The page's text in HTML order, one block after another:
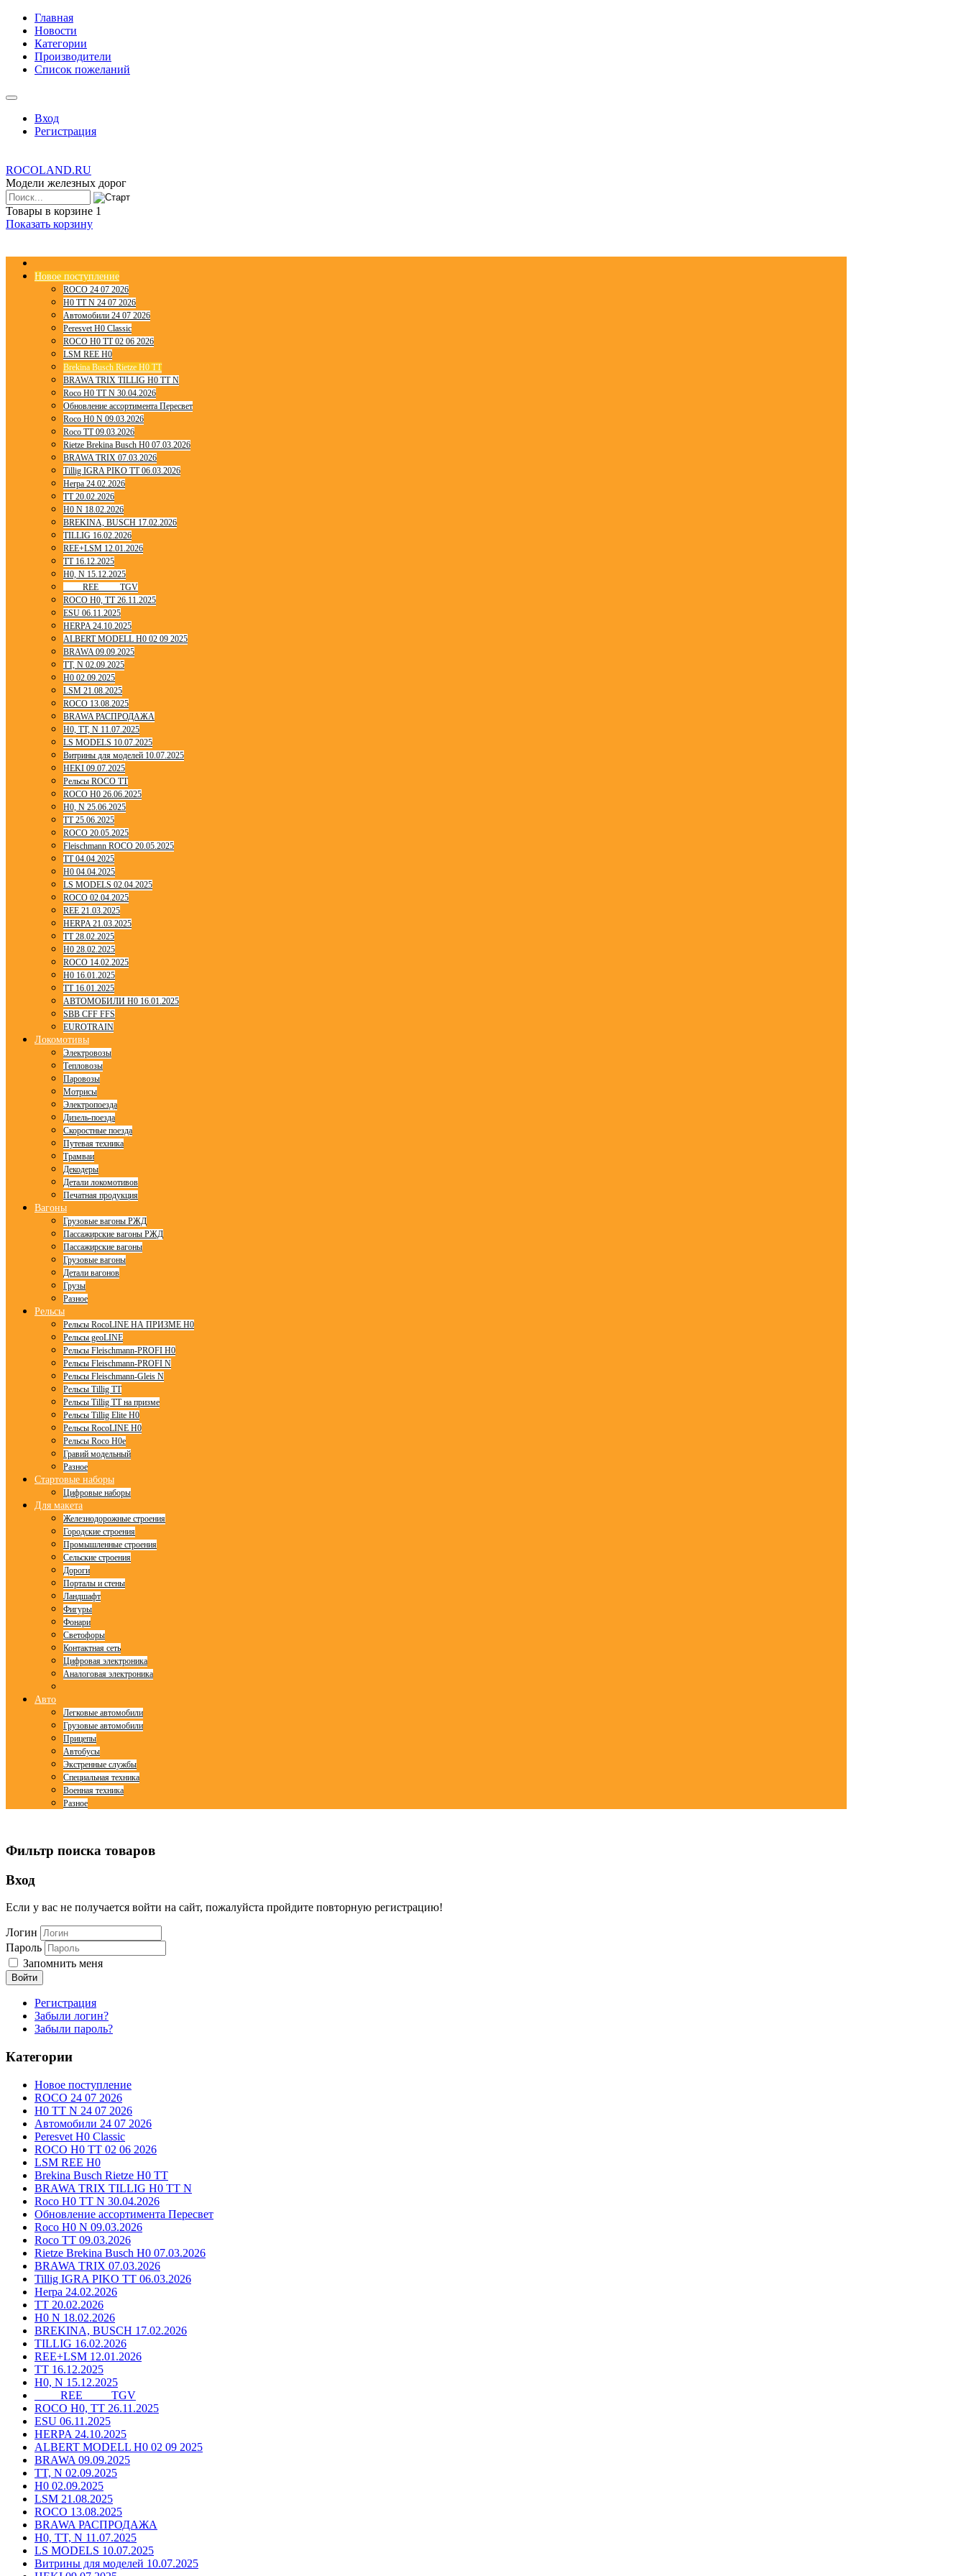
Главная
Новости
Категории
Производители
Список пожеланий
Вход
Регистрация
ROCOLAND.RU
Модели железных дорог
Товары в корзине 1
Показать корзину
Новое поступление
ROCO 24 07 2026
H0 TT N 24 07 2026
Автомобили 24 07 2026
Peresvet H0 Classic
ROCO H0 TT 02 06 2026
LSM REE H0
Brekina Busch Rietze H0 TT
BRAWA TRIX TILLIG H0 TT N
Roco H0 TT N 30.04.2026
Обновление ассортимента Пересвет
Roco H0 N 09.03.2026
Roco TT 09.03.2026
Rietze Brekina Busch H0 07.03.2026
BRAWA TRIX 07.03.2026
Tillig IGRA PIKO TT 06.03.2026
Herpa 24.02.2026
TT 20.02.2026
H0 N 18.02.2026
BREKINA, BUSCH 17.02.2026
TILLIG 16.02.2026
REE+LSM 12.01.2026
TT 16.12.2025
H0, N 15.12.2025
____ REE ____ TGV
ROCO H0, TT 26.11.2025
ESU 06.11.2025
HERPA 24.10.2025
ALBERT MODELL H0 02 09 2025
BRAWA 09.09.2025
TT, N 02.09.2025
H0 02.09.2025
LSM 21.08.2025
ROCO 13.08.2025
BRAWA РАСПРОДАЖА
H0, TT, N 11.07.2025
LS MODELS 10.07.2025
Витрины для моделей 10.07.2025
HEKI 09.07.2025
Рельсы ROCO TT
ROCO H0 26.06.2025
H0, N 25.06.2025
TT 25.06.2025
ROCO 20.05.2025
Fleischmann ROCO 20.05.2025
TT 04.04.2025
H0 04.04.2025
LS MODELS 02.04.2025
ROCO 02.04.2025
REE 21.03.2025
HERPA 21.03.2025
TT 28.02.2025
H0 28.02.2025
ROCO 14.02.2025
H0 16.01.2025
TT 16.01.2025
АВТОМОБИЛИ H0 16.01.2025
SBB CFF FFS
EUROTRAIN
Локомотивы
Электровозы
Тепловозы
Паровозы
Мотрисы
Электропоезда
Дизель-поезда
Скоростные поезда
Путевая техника
Трамваи
Декодеры
Детали локомотивов
Печатная продукция
Вагоны
Грузовые вагоны РЖД
Пассажирские вагоны РЖД
Пассажирские вагоны
Грузовые вагоны
Детали вагонов
Грузы
Разное
Рельсы
Рельсы RocoLINE НА ПРИЗМЕ H0
Рельсы geoLINE
Рельсы Fleischmann-PROFI H0
Рельсы Fleischmann-PROFI N
Рельсы Fleischmann-Gleis N
Рельсы Tillig TT
Рельсы Tillig TT на призме
Рельсы Tillig Elite H0
Рельсы RocoLINE H0
Рельсы Roco H0e
Гравий модельный
Разное
Стартовые наборы
Цифровые наборы
Для макета
Железнодорожные строения
Городские строения
Промышленные строения
Сельские строения
Дороги
Порталы и стены
Ландшафт
Фигуры
Фонари
Светофоры
Контактная сеть
Цифровая электроника
Аналоговая электроника
Авто
Легковые автомобили
Грузовые автомобили
Прицепы
Автобусы
Экстренные службы
Специальная техника
Военная техника
Разное
Фильтр поиска товаров
Вход
Если у вас не получается войти на сайт, пожалуйста пройдите повторную регистрацию!
Логин
Пароль
Запомнить меня
Войти
Регистрация
Забыли логин?
Забыли пароль?
Категории
Новое поступление
ROCO 24 07 2026
H0 TT N 24 07 2026
Автомобили 24 07 2026
Peresvet H0 Classic
ROCO H0 TT 02 06 2026
LSM REE H0
Brekina Busch Rietze H0 TT
BRAWA TRIX TILLIG H0 TT N
Roco H0 TT N 30.04.2026
Обновление ассортимента Пересвет
Roco H0 N 09.03.2026
Roco TT 09.03.2026
Rietze Brekina Busch H0 07.03.2026
BRAWA TRIX 07.03.2026
Tillig IGRA PIKO TT 06.03.2026
Herpa 24.02.2026
TT 20.02.2026
H0 N 18.02.2026
BREKINA, BUSCH 17.02.2026
TILLIG 16.02.2026
REE+LSM 12.01.2026
TT 16.12.2025
H0, N 15.12.2025
____ REE ____ TGV
ROCO H0, TT 26.11.2025
ESU 06.11.2025
HERPA 24.10.2025
ALBERT MODELL H0 02 09 2025
BRAWA 09.09.2025
TT, N 02.09.2025
H0 02.09.2025
LSM 21.08.2025
ROCO 13.08.2025
BRAWA РАСПРОДАЖА
H0, TT, N 11.07.2025
LS MODELS 10.07.2025
Витрины для моделей 10.07.2025